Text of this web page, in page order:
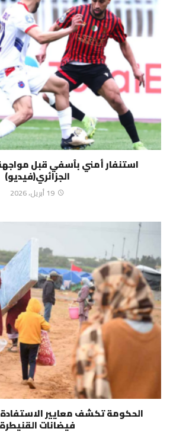
استنفار أمني بٱسفي قبل
الجزائري(فيديو)
19 أبريل، 2026
الحكومة تكشف معايير الاستفادة
فيضانات القنيطرة